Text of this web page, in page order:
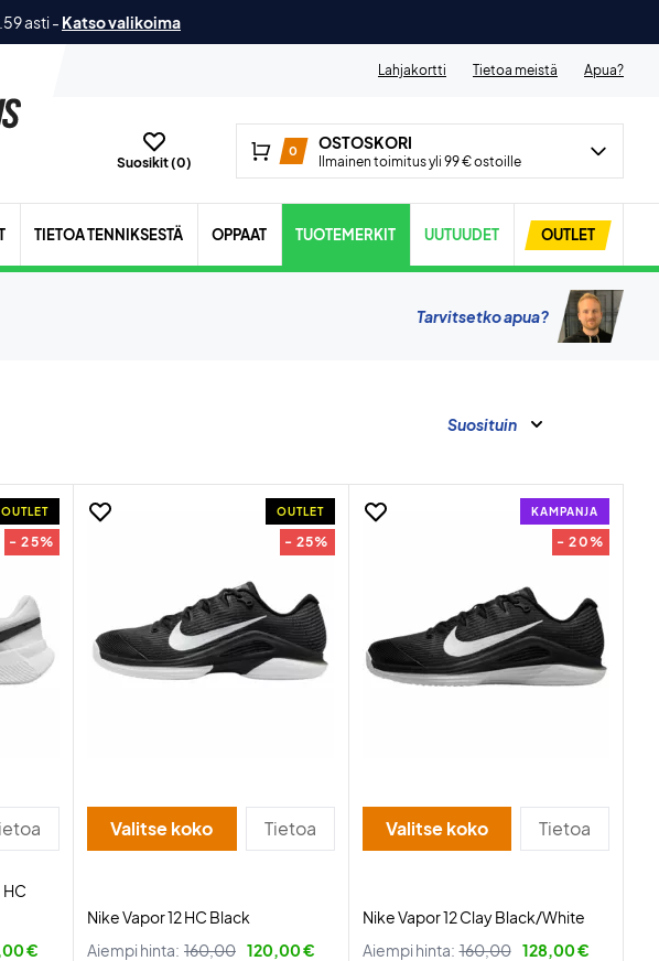
asti- Katso valikoima
Lahjakortti Tietoa meistä Apua?
Suosikit (0)
0 OSTOSKORI
Ilmainen toimitus yli 99 € ostoille
TIETOA TENNIKSESTÄ OPPAAT TUOTEMERKIT UUTUUDET OUTLET
Tarvitsetko apua?
Suosituin
OUTLET
- 25%
€
OUTLET
- 25%
Valitse koko Tietoa
Nike Vapor 12 HC Black
Aiempi hinta: 160,00 120,00 €
KAMPANJA
- 20%
Valitse koko Tietoa
Nike Vapor 12 Clay Black/White
Aiempi hinta: 160,00 128,00 €